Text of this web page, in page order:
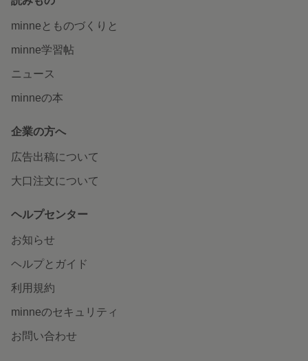
minneとものづくりと
minne学習帖
ニュース
minneの本
企業の方へ
広告出稿について
大口注文について
ヘルプセンター
お知らせ
ヘルプとガイド
利用規約
minneのセキュリティ
お問い合わせ